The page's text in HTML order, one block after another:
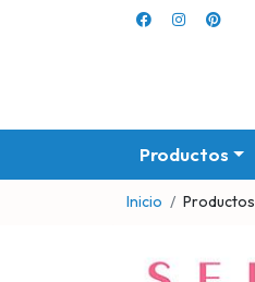
Productos
Inicio Productos